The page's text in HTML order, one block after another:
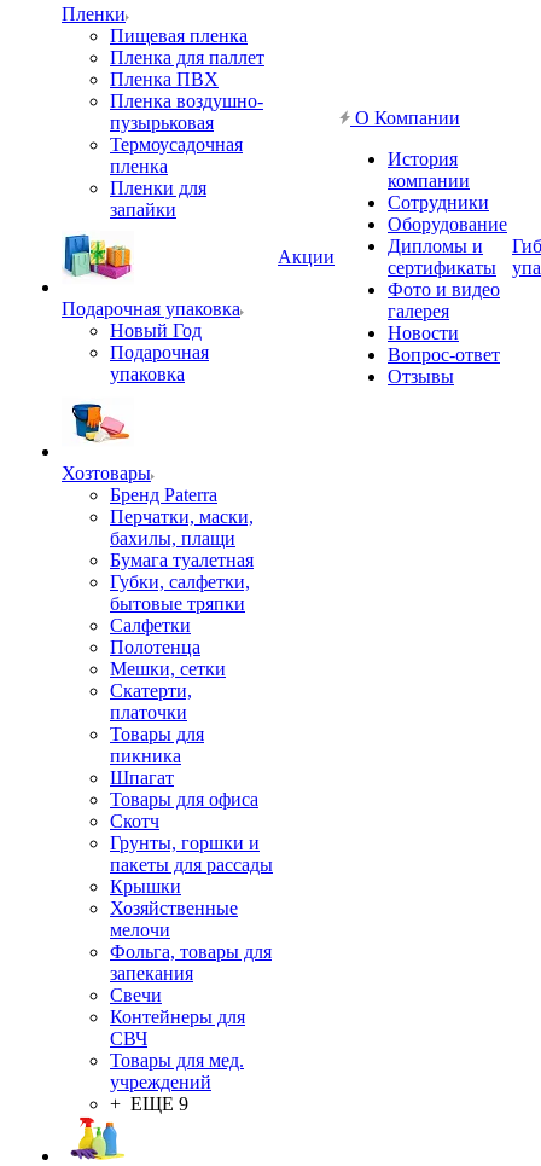
Пленки
Пищевая пленка
Пленка для паллет
Пленка ПВХ
Пленка воздушно-
пузырьковая
Термоусадочная
пленка
Пленки для
запайки
Подарочная упаковка
Новый Год
Подарочная
упаковка
Хозтовары
Бренд Paterra
Перчатки, маски,
бахилы, плащи
Бумага туалетная
Губки, салфетки,
бытовые тряпки
Салфетки
Полотенца
Мешки, сетки
Скатерти,
платочки
Товары для
пикника
Шпагат
Товары для офиса
Скотч
Грунты, горшки и
пакеты для рассады
Крышки
Хозяйственные
мелочи
Фольга, товары для
запекания
Свечи
Контейнеры для
СВЧ
Товары для мед.
учреждений
+ ЕЩЕ 9
Акции
О Компании
История
компании
Сотрудники
Оборудование
Дипломы и
сертификаты
Фото и видео
галерея
Новости
Вопрос-ответ
Отзывы